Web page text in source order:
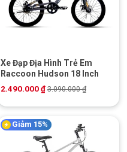
Xe Đạp Địa Hình Trẻ Em
Raccoon Hudson 18 Inch
2.490.000₫ 3.090.000₫
Giảm 15%